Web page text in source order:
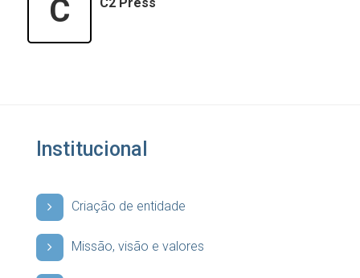
C
Institucional
Criação de entidade
Missão, visão e valores